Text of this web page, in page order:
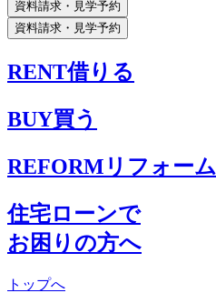
RENT借りる
BUY買う
REFORM リフォーム
住宅ローンで
お困りの方へ
トップへ